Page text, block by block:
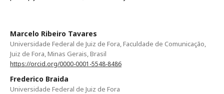
Marcelo Ribeiro Tavares
Universidade Federal de Juiz de Fora, Faculdade de Comunicação,
Juiz de Fora, Minas Gerais, Brasil
https://orcid.org/0000-0001-5548-8486
Frederico Braida
Universidade Federal de Juiz de Fora